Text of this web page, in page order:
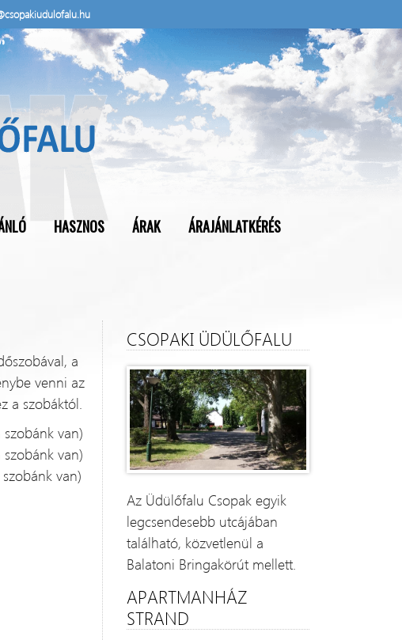
HASZNOS ÁRAK
ÁRAJÁNLATKÉRÉS
a
venni az
a szobáktól.
van)
van)
van)
CSOPAKI ÜDÜLŐFALU
Az Üdülőfalu Csopak egyik
legcsendesebb utcájában
található, közvetlenül a
Balatoni Bringakörút mellett.
APARTMANHÁZ
STRAND